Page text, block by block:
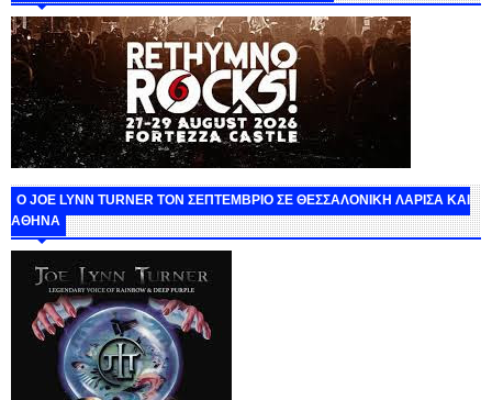
O JOE LYNN TURNER ΤΟΝ ΣΕΠΤΕΜΒΡΙΟ ΣΕ ΘΕΣΣΑΛΟΝΙΚΗ ΛΑΡΙΣΑ ΚΑΙ
ΑΘΗΝΑ